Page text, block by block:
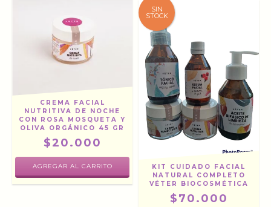
CREMA FACIAL
NUTRITIVA DE NOCHE
CON ROSA MOSQUETA Y
OLIVA ORGÁNICO 45 GR
$20.000
SIN
STOCK
KIT CUIDADO FACIAL
NATURAL COMPLETO
VÉTER BIOCOSMÉTICA
$70.000